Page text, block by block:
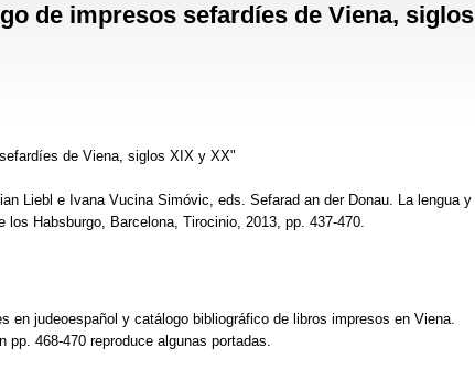
de impresos sefardíes de Viena, siglos
de Viena, siglos XIX y XX"
Liebl e Ivana Vucina Simóvic, eds. Sefarad an der Donau. La lengua y
Habsburgo, Barcelona, Tirocinio, 2013, pp. 437-470.
en judeoespañol y catálogo bibliográfico de libros impresos en Viena.
468-470 reproduce algunas portadas.